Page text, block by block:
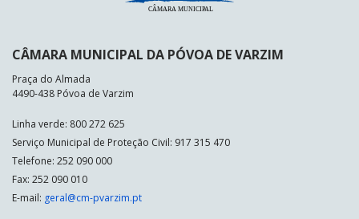
CÂMARA MUNICIPAL DA PÓVOA DE VARZIM
Praça do Almada
4490-438 Póvoa de Varzim
Linha verde: 800 272 625
Serviço Municipal de Proteção Civil: 917 315 470
Telefone: 252 090 000
Fax: 252 090 010
E-mail: geral@cm-pvarzim.pt